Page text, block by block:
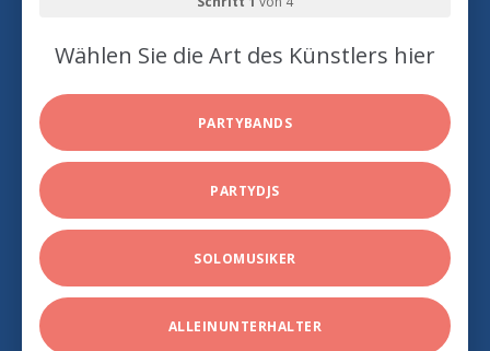
Wählen Sie die Art des Künstlers hier
PARTYBANDS
PARTYDJS
SOLOMUSIKER
ALLEINUNTERHALTER